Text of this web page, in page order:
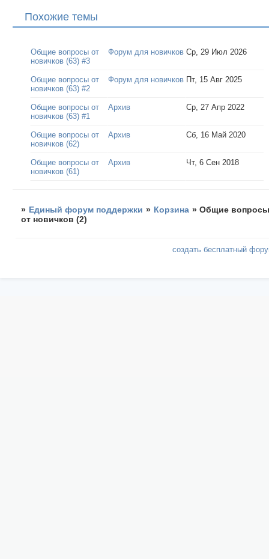
Похожие темы
Общие вопросы от
новичков (63) #3
Форум для новичков Ср, 29 Июл 2026
Общие вопросы от
новичков (63) #2
Форум для новичков Пт, 15 Авг 2025
Общие вопросы от
новичков (63) #1
Архив Ср, 27 Апр 2022
Общие вопросы от
новичков (62)
Архив Сб, 16 Май 2020
Общие вопросы от
новичков (61)
Архив Чт, 6 Сен 2018
» Единый форум поддержки » Корзина »Общие
от новичков (2)
создать бесплатный